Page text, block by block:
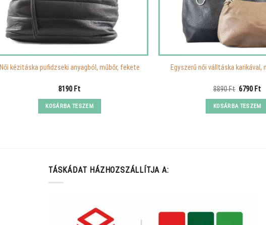
Női kézitáska pufidzseki anyagból, műbőr, fekete
8190 Ft
KOSÁRBA TESZEM
Egyszerű női válltáska karikával,
8890Ft Original
was:
8890 Ft.
6790 Ft
is:
KOSÁRBA TESZEM
TÁSKÁDAT HÁZHOZSZÁLLÍTJA A: